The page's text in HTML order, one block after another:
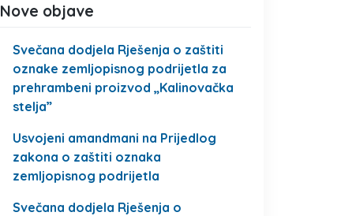
Nove objave
Svečana dodjela Rješenja o zaštiti
oznake zemljopisnog podrijetla za
prehrambeni proizvod „Kalinovačka
stelja”
Usvojeni amandmani na Prijedlog
zakona o zaštiti oznaka
zemljopisnog podrijetla
Svečana dodjela Rješenja o